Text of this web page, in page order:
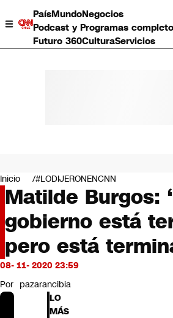
PaísMundoNegocios
Podcast y Programas
Futuro 360CulturaServicios
Negocios
Deportes
Programas completos
Cultura
Servicios
Bits
CNN tiempo
Futuro 360
Opinión
Inicio #LODIJERONENCNN
Matilde Burgos:
gobierno está
pero está
08- 11- 2020 23:59
Por pazarancibia
LO
MÁS